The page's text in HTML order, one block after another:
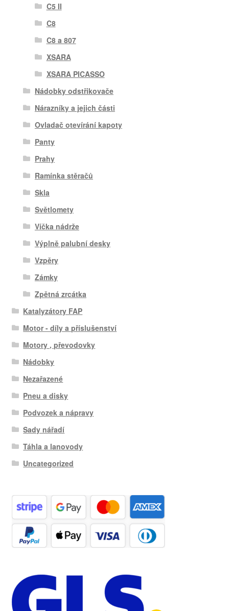
C5 II
C8
C8 a 807
XSARA
XSARA PICASSO
Nádobky odstřikovače
Nárazníky a jejich části
Ovladač otevírání kapoty
Panty
Prahy
Ramínka stěračů
Skla
Světlomety
Víčka nádrže
Výplně palubní desky
Vzpěry
Zámky
Zpětná zrcátka
Katalyzátory FAP
Motor - díly a příslušenství
Motory , převodovky
Nádobky
Nezařazené
Pneu a disky
Podvozek a nápravy
Sady nářadí
Táhla a lanovody
Uncategorized